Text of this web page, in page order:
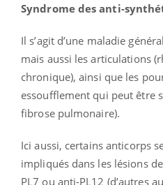
Syndrome des anti-
Il s’agit d’une maladie
mais aussi les articulations
chronique), ainsi que les
essoufflement qui peut être
fibrose pulmonaire).
Ici aussi, certains anticorps
impliqués dans les lésions
PL7 ou anti-PL12 (d’autres